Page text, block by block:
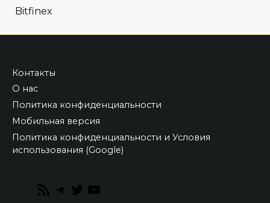
Bitfinex
Контакты
О нас
Политика конфиденциальности
Мобильная версия
Политика конфиденциальности и Условия
использования (Google)
RSS
Telegram
Twitter